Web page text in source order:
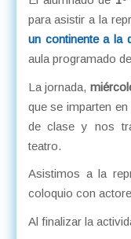
para asistir a la
un continente a la
aula programado
La jornada,
que se imparten
de clase y nos
teatro.
Asistimos a la
coloquio con
Al finalizar la